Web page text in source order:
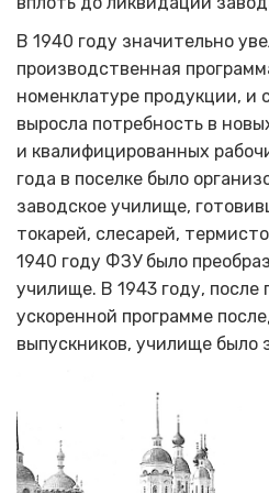
В 1940 году значительно
производственная
номенклатуре продукции, и
выросла потребность в
и квали­фицированных
года в поселке было
заводское училище,
токарей, слесарей,
1940 году ФЗУ было
училище. В 1943 году, после
ускоренной программе
выпускников, училище было